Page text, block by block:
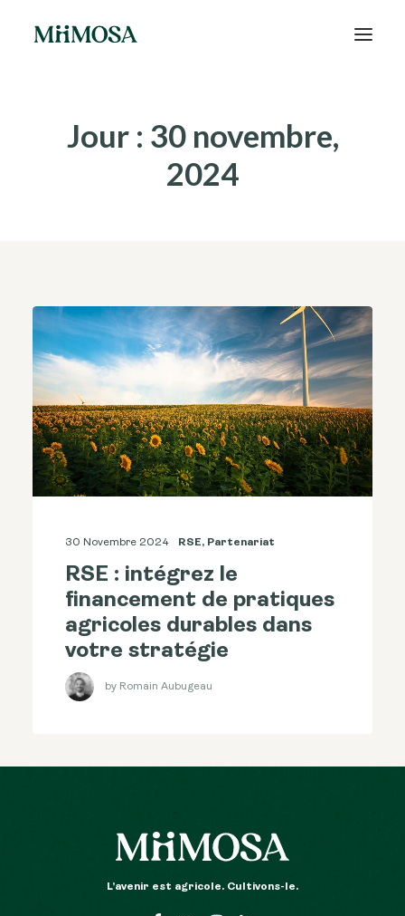
Épargne
Recherche
Jour : 30 novembre,
2024
30 Novembre 2024 RSE, Partenariat
RSE : intégrez le
financement de pratiques
agricoles durables dans
votre stratégie
by Romain Aubugeau
L’avenir est agricole. Cultivons-le.